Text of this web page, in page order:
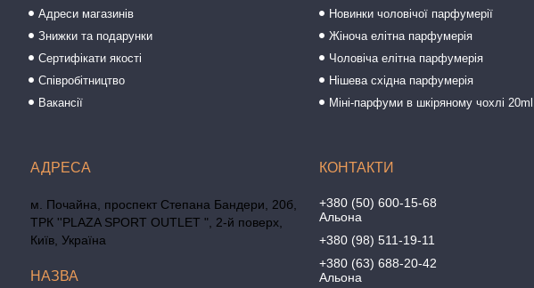
Адреси магазинів
Знижки та подарунки
Сертифікати якості
Співробітництво
Вакансії
Новинки чоловічої парфумерії
Жіноча елітна парфумерія
Чоловіча елітна парфумерія
Нішева східна парфумерія
Міні-парфуми в шкіряному чохлі 20ml.
м. Почайна, проспект Степана Бандери, 20б,
ТРК ''PLAZA SPORT OUTLET ", 2-й поверх,
Київ, Україна
+380 (50) 600-15-68
Альона
+380 (98) 511-19-11
+380 (63) 688-20-42
Альона